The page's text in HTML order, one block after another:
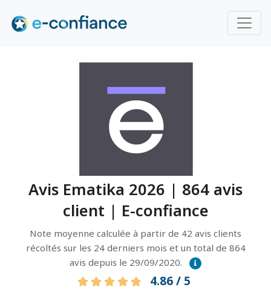
Avis Ematika 2026 | 864 avis
client | E-confiance
Note moyenne calculée à partir de 42 avis clients
récoltés sur les 24 derniers mois et un total de 864
avis depuis le 29/09/2020.
4.86 / 5